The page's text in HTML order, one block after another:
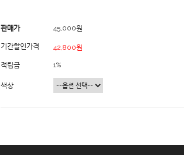
판매가 45,000원
기간할인가격 42,800원
적립금 1%
색상